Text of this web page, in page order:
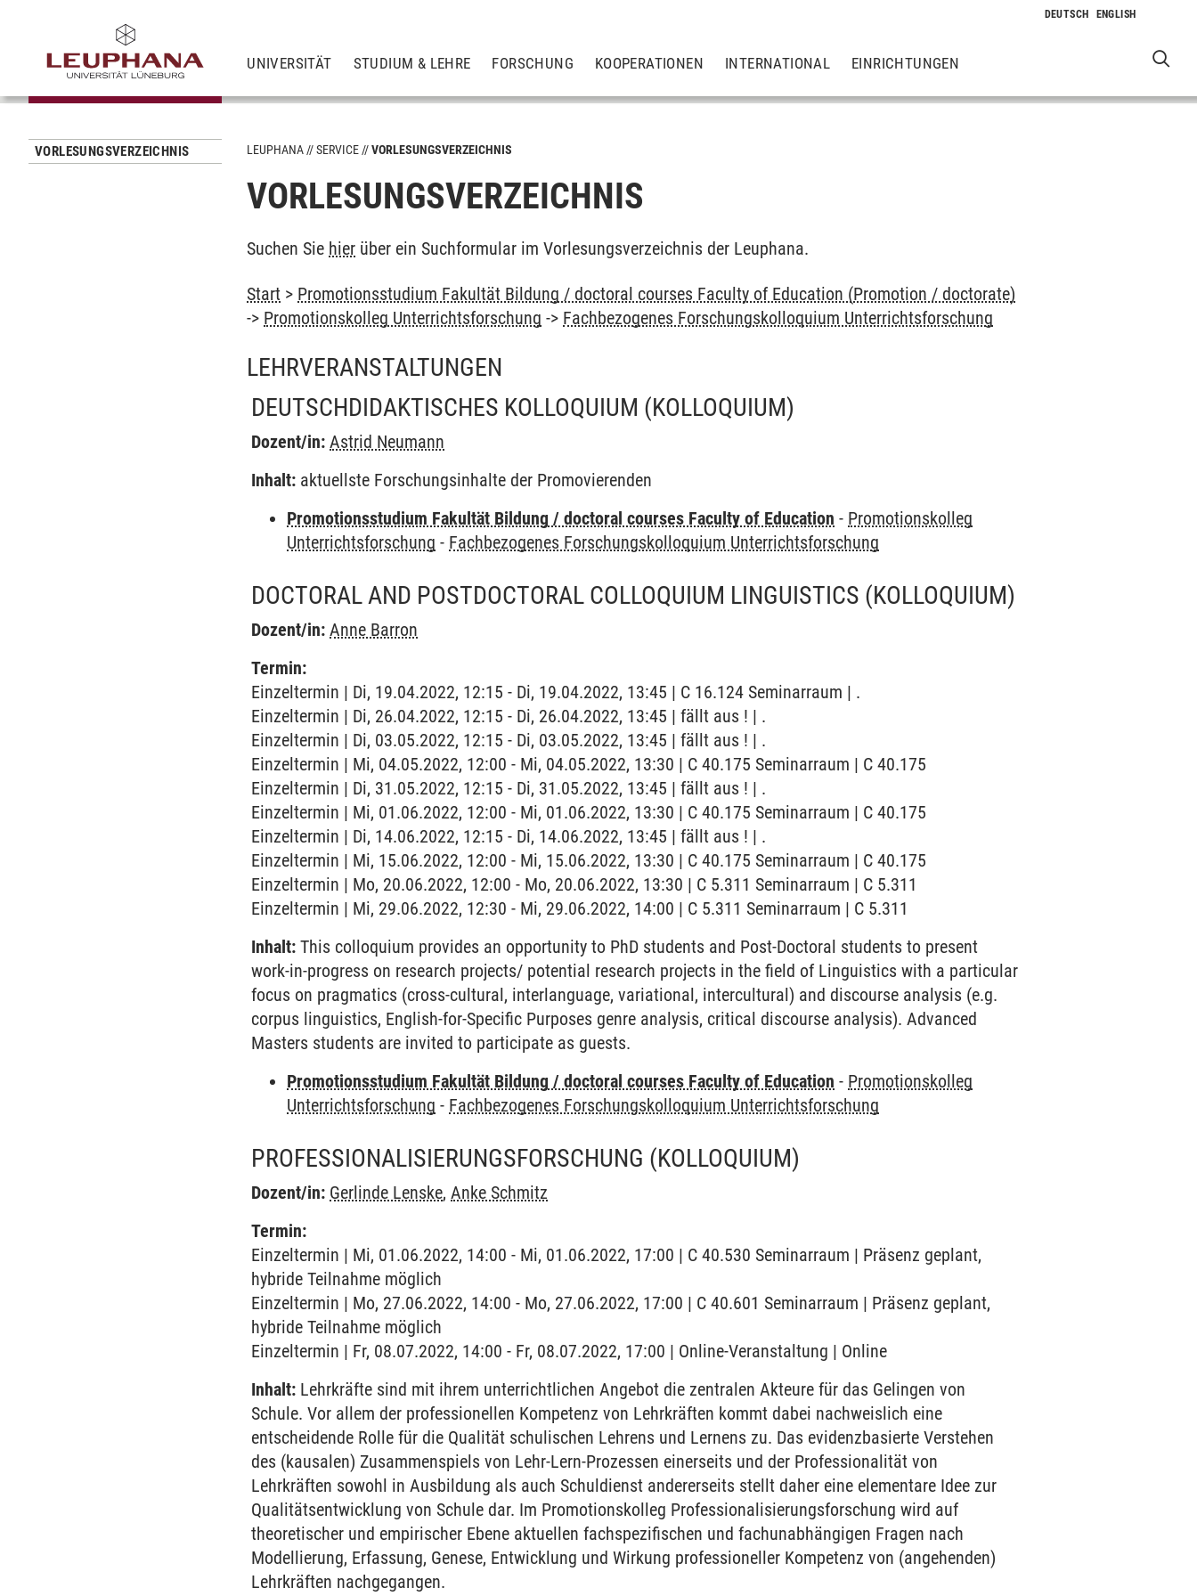
UNIVERSITÄT STUDIUM & LEHRE FORSCHUNG KOOPERATIONEN INTERNATIONAL EINRICHTUNGEN
VORLESUNGSVERZEICHNIS LEUPHANA SERVICE VORLESUNGSVERZEICHNIS
VORLESUNGSVERZEICHNIS
Suchen Sie hier über ein Suchformular im Vorlesungsverzeichnis der Leuphana.
Start > Promotionsstudium Fakultät Bildung / doctoral courses Faculty of Education (Promotion / doctorate)
-> Promotionskolleg Unterrichtsforschung -> Fachbezogenes Forschungskolloquium Unterrichtsforschung
LEHRVERANSTALTUNGEN
DEUTSCHDIDAKTISCHES KOLLOQUIUM (KOLLOQUIUM)
Dozent/in: Astrid Neumann
Inhalt: aktuellste Forschungsinhalte der Promovierenden
Promotionsstudium Fakultät Bildung / doctoral courses Faculty of Education - Promotionskolleg
Unterrichtsforschung - Fachbezogenes Forschungskolloquium Unterrichtsforschung
DOCTORAL AND POSTDOCTORAL COLLOQUIUM LINGUISTICS (KOLLOQUIUM)
Dozent/in: Anne Barron
Termin:
Einzeltermin | Di, 19.04.2022, 12:15 - Di, 19.04.2022, 13:45 | C 16.124 Seminarraum | .
Einzeltermin | Di, 26.04.2022, 12:15 - Di, 26.04.2022, 13:45 | fällt aus ! | .
Einzeltermin | Di, 03.05.2022, 12:15 - Di, 03.05.2022, 13:45 | fällt aus ! | .
Einzeltermin | Mi, 04.05.2022, 12:00 - Mi, 04.05.2022, 13:30 | C 40.175 Seminarraum | C 40.175
Einzeltermin | Di, 31.05.2022, 12:15 - Di, 31.05.2022, 13:45 | fällt aus ! | .
Einzeltermin | Mi, 01.06.2022, 12:00 - Mi, 01.06.2022, 13:30 | C 40.175 Seminarraum | C 40.175
Einzeltermin | Di, 14.06.2022, 12:15 - Di, 14.06.2022, 13:45 | fällt aus ! | .
Einzeltermin | Mi, 15.06.2022, 12:00 - Mi, 15.06.2022, 13:30 | C 40.175 Seminarraum | C 40.175
Einzeltermin | Mo, 20.06.2022, 12:00 - Mo, 20.06.2022, 13:30 | C 5.311 Seminarraum | C 5.311
Einzeltermin | Mi, 29.06.2022, 12:30 - Mi, 29.06.2022, 14:00 | C 5.311 Seminarraum | C 5.311
Inhalt: This colloquium provides an opportunity to PhD students and Post-Doctoral students to present
work-in-progress on research projects/ potential research projects in the field of Linguistics with a particular
focus on pragmatics (cross-cultural, interlanguage, variational, intercultural) and discourse analysis (e.g.
corpus linguistics, English-for-Specific Purposes genre analysis, critical discourse analysis). Advanced
Masters students are invited to participate as guests.
Promotionsstudium Fakultät Bildung / doctoral courses Faculty of Education - Promotionskolleg
Unterrichtsforschung - Fachbezogenes Forschungskolloquium Unterrichtsforschung
PROFESSIONALISIERUNGSFORSCHUNG (KOLLOQUIUM)
Dozent/in: Gerlinde Lenske,Anke Schmitz
Termin:
Einzeltermin | Mi, 01.06.2022, 14:00 - Mi, 01.06.2022, 17:00 | C 40.530 Seminarraum | Präsenz geplant,
hybride Teilnahme möglich
Einzeltermin | Mo, 27.06.2022, 14:00 - Mo, 27.06.2022, 17:00 | C 40.601 Seminarraum | Präsenz geplant,
hybride Teilnahme möglich
Einzeltermin | Fr, 08.07.2022, 14:00 - Fr, 08.07.2022, 17:00 | Online-Veranstaltung | Online
Inhalt: Lehrkräfte sind mit ihrem unterrichtlichen Angebot die zentralen Akteure für das Gelingen von
Schule. Vor allem der professionellen Kompetenz von Lehrkräften kommt dabei nachweislich eine
entscheidende Rolle für die Qualität schulischen Lehrens und Lernens zu. Das evidenzbasierte Verstehen
des (kausalen) Zusammenspiels von Lehr-Lern-Prozessen einerseits und der Professionalität von
Lehrkräften sowohl in Ausbildung als auch Schuldienst andererseits stellt daher eine elementare Idee zur
Qualitätsentwicklung von Schule dar. Im Promotionskolleg Professionalisierungsforschung wird auf
theoretischer und empirischer Ebene aktuellen fachspezifischen und fachunabhängigen Fragen nach
Modellierung, Erfassung, Genese, Entwicklung und Wirkung professioneller Kompetenz von (angehenden)
Lehrkräften nachgegangen.